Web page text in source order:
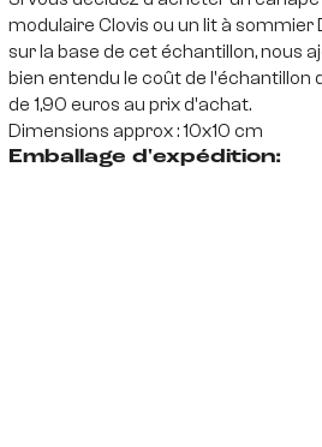
modulaire Clovis ou un lit à sommier
sur la base de cet échantillon, nous
bien entendu le coût de l'échantillon
de 1,90 euros au prix d'achat.
Dimensions approx : 10x10 cm
Emballage d'expédition: